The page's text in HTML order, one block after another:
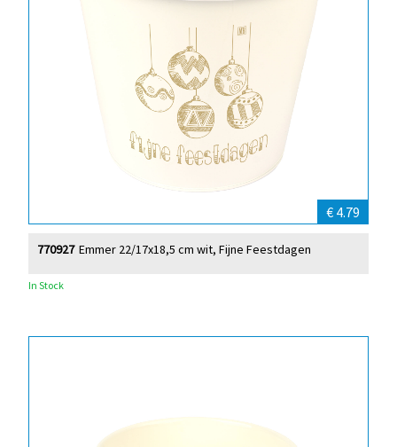
€ 4.79
Emmer 22/17x18,5 cm wit, Fijne Feestdagen
770927
In Stock